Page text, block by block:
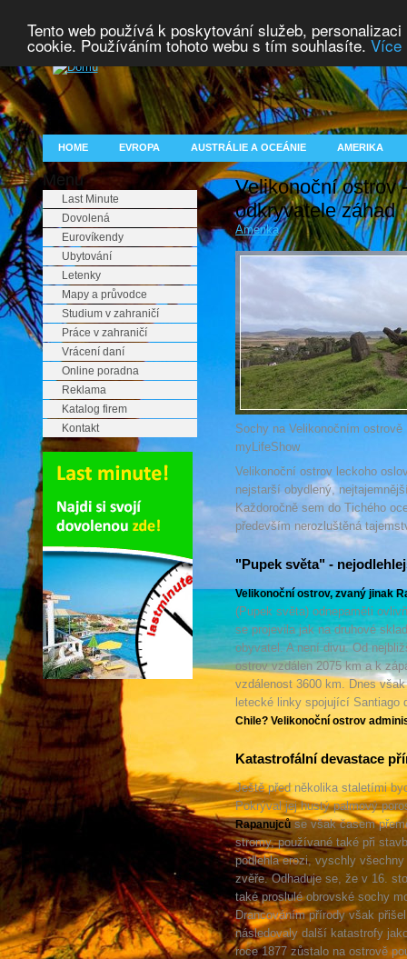
Tento web používá k poskytování služeb,
cookie. Používáním tohoto webu s tím souhlasíte. Více
HOME EVROPA AUSTRÁLIE A OCEÁNIE AMERIKA
Menu
Last Minute
Dovolená
Eurovíkendy
Ubytování
Letenky
Mapy a průvodce
Studium v zahraničí
Práce v zahraničí
Vrácení daní
Online poradna
Reklama
Katalog firem
Kontakt
Velikonoční ostrov
odkryvatele záhad
Amerika
Sochy na Velikonočním ostrově
myLifeShow
Velikonoční ostrov leckoho
nejstarší obydlený,
Každoročně sem do Tichého
především nerozluštěná
"Pupek světa" -
Velikonoční ostrov, zvaný jinak
(Pupek světa) odnepaměti
se projevila jak na druhové
obyvatel. A není divu. Od
ostrov vzdálen 2075 km a k
vzdálenost 3600 km. Dnes
letecké linky spojující
Chile? Velikonoční ostrov
Katastrofální devastace
Ještě před několika staletími
Pokrýval jej hustý palmový
Rapanujcůse však časem
stromy, používané také při
podlehla erozi, vyschly
zvěře. Odhaduje se, že v 16.
také proslulé obrovské sochy
Drancováním přírody však
následovaly další katastrofy
roce 1877 zůstalo na ostrově